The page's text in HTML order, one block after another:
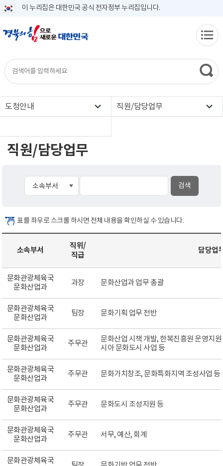
이 누리집은 대한민국 공식 전자정부 누리집입니다.
도청안내 직원/담당업무
직원/담당업무
표를 좌우로 스크롤 하시면 전체 내용을 확인하실 수 있습니다.
소속부서
직위/
직급
담당업
문화관광체육국
문화산업과
과장 문화산업과 업무 총괄
문화관광체육국
문화산업과
팀장 문화기획 업무 전반
문화관광체육국
문화산업과
주무관
문화산업 시책 개발, 한복진흥원 운영지
시아 문화도시 사업 등
문화관광체육국
문화산업과
주무관 문화가치창조, 문화특화지역 조성사업 등
문화관광체육국
문화산업과
주무관 문화도시 조성지원 등
문화관광체육국
문화산업과
주무관 서무, 예산, 회계
문화관광체육국